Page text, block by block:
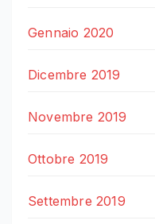
Gennaio 2020
Dicembre 2019
Novembre 2019
Ottobre 2019
Settembre 2019